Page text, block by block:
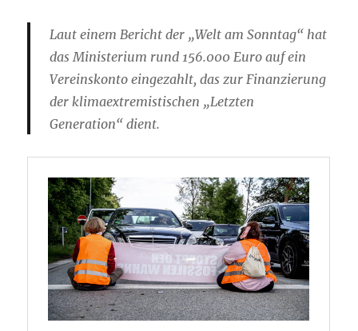
Laut einem Bericht der „Welt am Sonntag“ hat
das Ministerium rund 156.000 Euro auf ein
Vereinskonto eingezahlt, das zur Finanzierung
der klimaextremistischen „Letzten
Generation“ dient.